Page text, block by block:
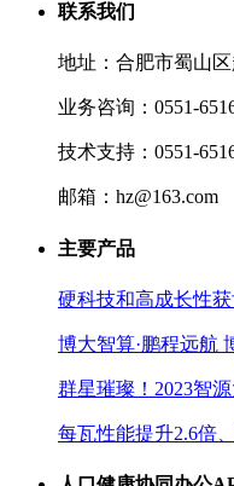
联系我们
地址：合肥市蜀山
业务咨询：0551-
技术支持：0551-
邮箱：hz@163.com
主要产品
硬科技和高成长性
博大智算·鹏程远航
群星璀璨！2023智
每瓦性能提升2.6倍